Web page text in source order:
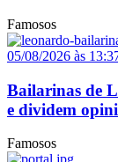
Famosos
05/08/2026 às
Bailarinas de
e dividem
Famosos